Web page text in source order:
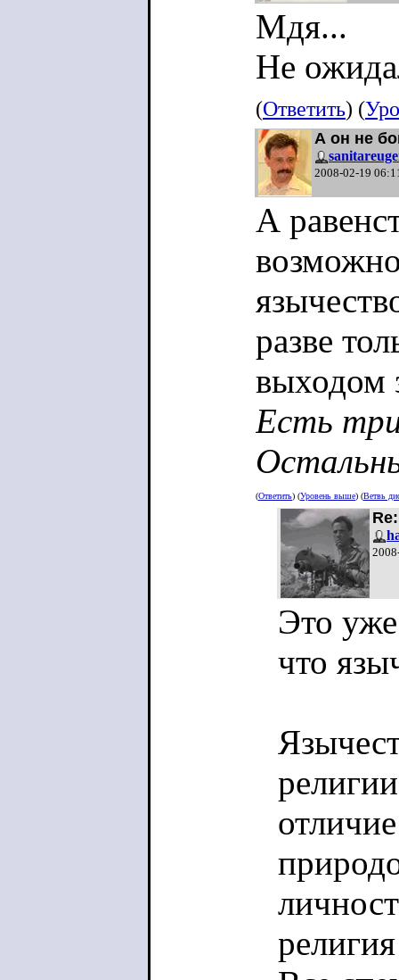
Мдя...
Не
(Ответить) (
А он не
2008-02-19
А
разве
выходом
Есть три
(Ответить) (Уровень выше) (Ветвь
Это
что